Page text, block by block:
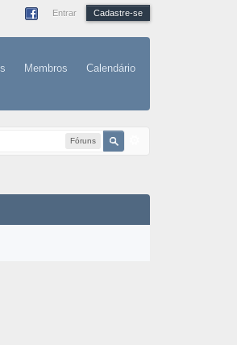
Entrar Cadastre-se
Membros Calendário
Fóruns